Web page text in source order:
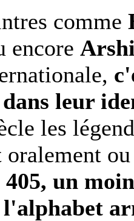
comme
encore
leur
les
405, un